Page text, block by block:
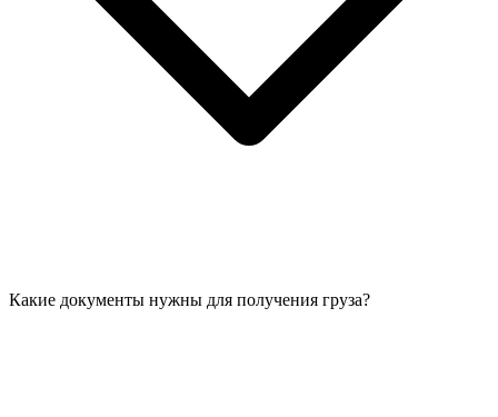
Какие документы нужны для получения груза?